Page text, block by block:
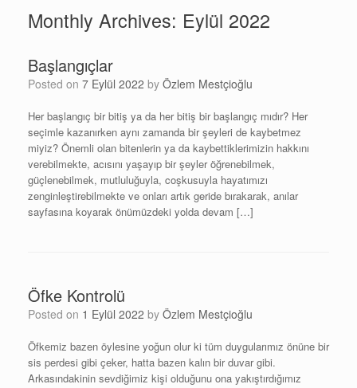
Monthly Archives: Eylül 2022
Başlangıçlar
Posted on 7 Eylül 2022 by Özlem Mestçioğlu
Her başlangıç bir bitiş ya da her bitiş bir başlangıç mıdır? Her
seçimle kazanırken aynı zamanda bir şeyleri de kaybetmez
miyiz? Önemli olan bitenlerin ya da kaybettiklerimizin hakkını
verebilmekte, acısını yaşayıp bir şeyler öğrenebilmek,
güçlenebilmek, mutluluğuyla, coşkusuyla hayatımızı
zenginleştirebilmekte ve onları artık geride bırakarak, anılar
sayfasına koyarak önümüzdeki yolda devam […]
Öfke Kontrolü
Posted on 1 Eylül 2022 by Özlem Mestçioğlu
Öfkemiz bazen öylesine yoğun olur ki tüm duygularımız önüne bir
sis perdesi gibi çeker, hatta bazen kalın bir duvar gibi.
Arkasındakinin sevdiğimiz kişi olduğunu ona yakıştırdığımız